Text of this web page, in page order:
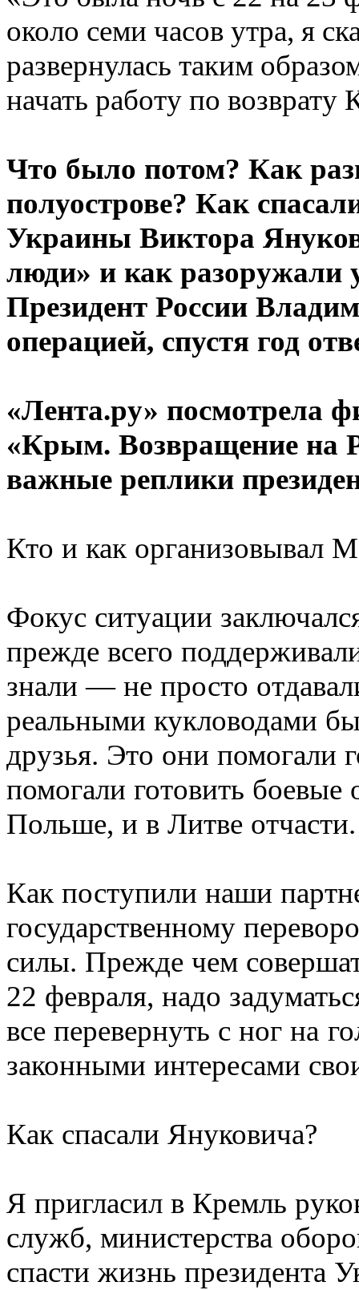
около семи часов утра, я
развернулась таким
начать работу по
Что было потом? Как
полуострове? Как
Украины Виктора
люди» и как разоружали
Президент России
операцией, спустя год
«Лента.ру» посмотрела
«Крым. Возвращение на
важные реплики
Кто и как организовывал
Фокус ситуации
прежде всего
знали — не просто
реальными кукловодами
друзья. Это они помогали
помогали готовить
Польше, и в Литве отчасти.
Как поступили наши
государственному
силы. Прежде чем
22 февраля, надо
все перевернуть с ног на
законными интересами
Как спасали Януковича?
Я пригласил в Кремль
служб, министерства
спасти жизнь президента